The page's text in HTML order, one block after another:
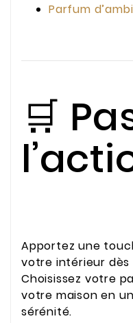
Parfum
🛒
Apportez une
votre intérieur dès
Choisissez votre
votre maison en
sérénité.